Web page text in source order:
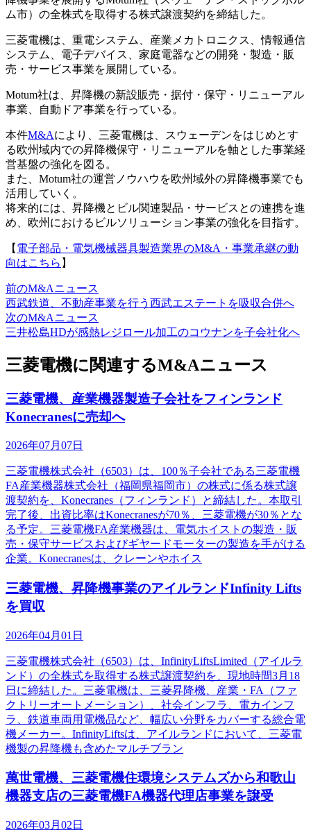
ム市）の全株式を取得する株式譲渡契約を締結した。
三菱電機は、重電システム、産業メカトロニクス、情報通信
システム、電子デバイス、家庭電器などの開発・製造・販
売・サービス事業を展開している。
Motum社は、昇降機の新設販売・据付・保守・リニューアル
事業、自動ドア事業を行っている。
本件M&Aにより、三菱電機は、スウェーデンをはじめとす
る欧州域内での昇降機保守・リニューアルを軸とした事業経
営基盤の強化を図る。
また、Motum社の運営ノウハウを欧州域外の昇降機事業でも
活用していく。
将来的には、昇降機とビル関連製品・サービスとの連携を進
め、欧州におけるビルソリューション事業の強化を目指す。
【 電子部品・電気機械器具製造業界のM&A・事業承継の動
向はこちら 】
前のM&Aニュース
西武鉄道、不動産事業を行う西武エステートを吸収合併へ
次のM&Aニュース
三井松島HDが感熱レジロール加工のコウナンを子会社化へ
三菱電機に関連するM&Aニュース
三菱電機、産業機器製造子会社をフィンランド
Konecranesに売却へ
2026年07月07日
三菱電機株式会社（6503）は、100％子会社である三菱電機
FA産業機器株式会社（福岡県福岡市）の株式に係る株式譲
渡契約を、Konecranes（フィンランド）と締結した。本取引
完了後、出資比率はKonecranesが70％、三菱電機が30％とな
る予定。三菱電機FA産業機器は、電気ホイストの製造・販
売・保守サービスおよびギヤードモーターの製造を手がける
企業。Konecranesは、クレーンやホイス
三菱電機、昇降機事業のアイルランドInfinity Lifts
を買収
2026年04月01日
三菱電機株式会社（6503）は、InfinityLiftsLimited（アイルラ
ンド）の全株式を取得する株式譲渡契約を、現地時間3月18
日に締結した。三菱電機は、三菱昇降機、産業・FA（ファ
クトリーオートメーション）、社会インフラ、電カインフ
ラ、鉄道車両用電機品など、幅広い分野をカバーする総合電
機メーカー。InfinityLiftsは、アイルランドにおいて、三菱電
機製の昇降機も含めたマルチブラン
萬世電機、三菱電機住環境システムズから和歌山
機器支店の三菱電機FA機器代理店事業を譲受
2026年03月02日